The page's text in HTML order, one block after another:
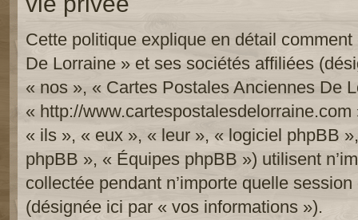
Cette politique explique en détail
De Lorraine » et ses sociétés affiliées
« nos », « Cartes Postales Anciennes De
« http://
« ils », « eux », « leur », « logiciel phpBB
phpBB », « Équipes phpBB ») utilisent
collectée pendant n’importe quelle
(désignée ici par « vos informations »).